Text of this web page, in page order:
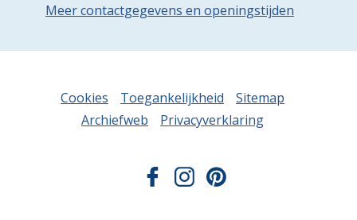
Meer contactgegevens en openingstijden
Cookies Toegankelijkheid
Sitemap
Archiefweb
Privacyverklaring